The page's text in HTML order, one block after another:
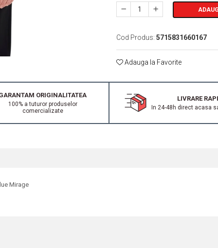
Cod Produs: 5715831660167
Adauga la Favorite
ORIGINALITATEA
100% a tuturor produselor
comercializate
LIVRARE
In 24-48h direct acasa
Mirage